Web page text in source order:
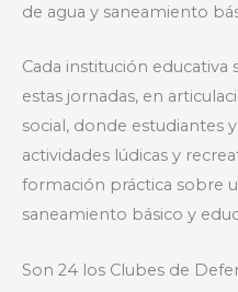
de agua y saneamiento
Cada institución educativa
estas jornadas, en
social, donde estudiantes
actividades lúdicas y
formación práctica sobre
saneamiento básico y
Son 24 los Clubes de